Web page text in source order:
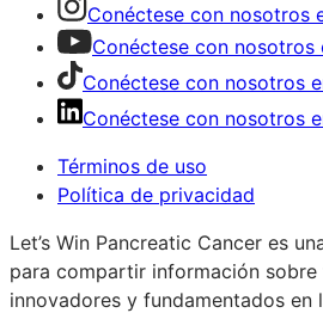
Conéctese con nosotros
Conéctese con nosotros
Conéctese con nosotros
Conéctese con nosotros
Términos de uso
Política de privacidad
Let’s Win Pancreatic Cancer es
para compartir información
innovadores y fundamentados en